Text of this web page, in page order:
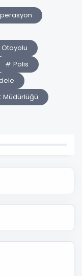
# Polis
Müdürlüğü